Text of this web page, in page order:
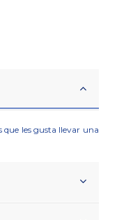
que les gusta llevar una